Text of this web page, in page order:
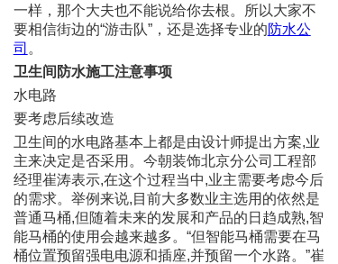
一样，那个大夫也不能说给你去根。所以大家不
要相信街边的“游击队”，还是选择专业的防水公
司 。
卫生间防水施工注意事项
水电路
要考虑后续改造
卫生间的水电路基本上都是由设计师提出方案,业
主来决定是否采用。今朝装饰北京分公司工程部
经理崔涛表示,在这个过程当中,业主需要考虑今后
的需求。举例来说,目前大多数业主选用的依然是
普通马桶,但随着未来的发展和产品的日趋成熟,智
能马桶的使用会越来越多。“但智能马桶需要在马
桶位置预留强电电源和插座,并预留一个水路。”崔